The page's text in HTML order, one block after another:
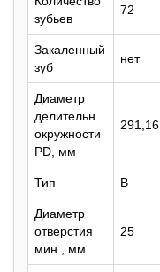
зубьев
72
Закаленный
зуб
нет
Диаметр
делительн.
окружности
PD, мм
291,16
Тип B
Диаметр
отверстия
мин., мм
25